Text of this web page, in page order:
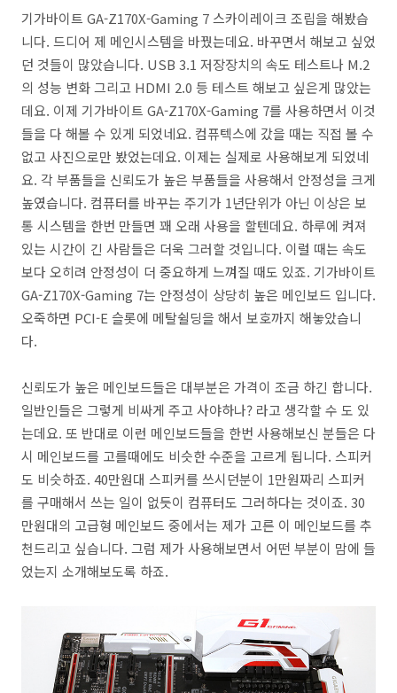
기가바이트 GA-Z170X-Gaming 7 스카이레이크 조립을 해봤습
니다. 드디어 제 메인시스템을 바꿨는데요. 바꾸면서 해보고 싶었
던 것들이 많았습니다. USB 3.1 저장장치의 속도 테스트나 M.2
의 성능 변화 그리고 HDMI 2.0 등 테스트 해보고 싶은게 많았는
데요. 이제 기가바이트 GA-Z170X-Gaming 7를 사용하면서 이것
들을 다 해볼 수 있게 되었네요. 컴퓨텍스에 갔을 때는 직접 볼 수
없고 사진으로만 봤었는데요. 이제는 실제로 사용해보게 되었네
요. 각 부품들을 신뢰도가 높은 부품들을 사용해서 안정성을 크게
높였습니다. 컴퓨터를 바꾸는 주기가 1년단위가 아닌 이상은 보
통 시스템을 한번 만들면 꽤 오래 사용을 할텐데요. 하루에 켜져
있는 시간이 긴 사람들은 더욱 그러할 것입니다. 이럴 때는 속도
보다 오히려 안정성이 더 중요하게 느껴질 때도 있죠. 기가바이트
GA-Z170X-Gaming 7는 안정성이 상당히 높은 메인보드 입니다.
오죽하면 PCI-E 슬롯에 메탈쉴딩을 해서 보호까지 해놓았습니
다.
신뢰도가 높은 메인보드들은 대부분은 가격이 조금 하긴 합니다.
일반인들은 그렇게 비싸게 주고 사야하나? 라고 생각할 수 도 있
는데요. 또 반대로 이런 메인보드들을 한번 사용해보신 분들은 다
시 메인보드를 고를때에도 비슷한 수준을 고르게 됩니다. 스피커
도 비슷하죠. 40만원대 스피커를 쓰시던분이 1만원짜리 스피커
를 구매해서 쓰는 일이 없듯이 컴퓨터도 그러하다는 것이죠. 30
만원대의 고급형 메인보드 중에서는 제가 고른 이 메인보드를 추
천드리고 싶습니다. 그럼 제가 사용해보면서 어떤 부분이 맘에 들
었는지 소개해보도록 하죠.